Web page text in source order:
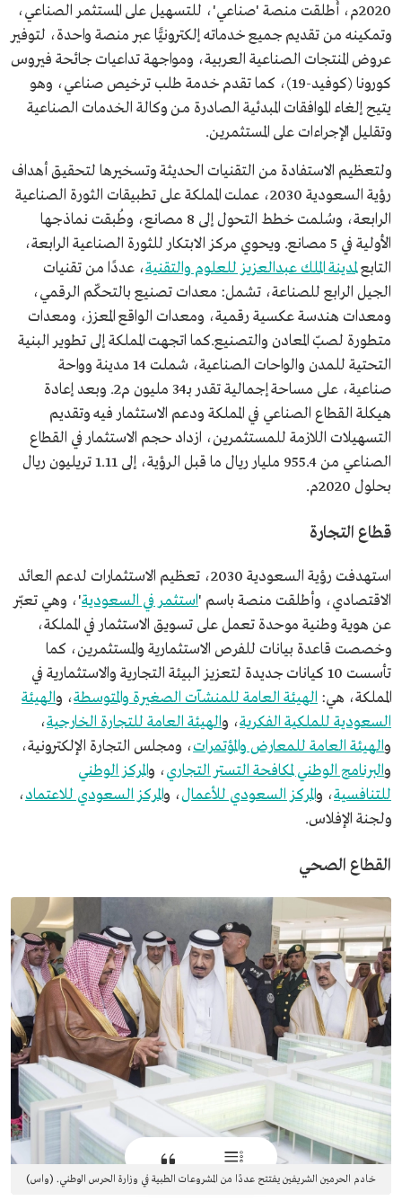
2020م، أُطلقت منصة 'صناعي'، للتسهيل على المستثمر الصناعي،
وتمكينه من تقديم جميع خدماته إلكترونيًّا عبر منصة واحدة، لتوفير
عروض المنتجات الصناعية العربية، ومواجهة تداعيات جائحة فيروس
كورونا (كوفيد-19)، كما تقدم خدمة طلب ترخيص صناعي، وهو
يتيح إلغاء الموافقات المبدئية الصادرة مـن وكالة الخدمات الصناعية
وتقليل الإجراءات على المستثمرين.
ولتعظيم الاستفادة من التقنيات الحديثة وتسخيرها لتحقيق أهداف
رؤية السعودية 2030، عملت المملكة على تطبيقات الثورة الصناعية
الرابعة، وسُلمت خطط التحول إلى 8 مصانع، وطُبقت نماذجها
الأولية في 5 مصانع. ويحوي مركز الابتكار للثورة الصناعية الرابعة،
التابعلمدينة الملك عبدالعزيز للعلوم والتقنية، عددًا من تقنيات
الجيل الرابع للصناعة، تشمل: معدات تصنيع بالتحكّم الرقمي،
ومعدات هندسة عكسية رقمية، ومعدات الواقع المعزز، ومعدات
متطورة لصبّ المعادن والتصنيع.كما اتجهت المملكة إلى تطوير البنية
التحتية للمدن والواحات الصناعية، شملت 14 مدينة وواحة
صناعية، على مساحة إجمالية تقدر بـ34 مليون م2. وبعد إعادة
هيكلة القطاع الصناعي في المملكة ودعم الاستثمار فيه وتقديم
التسهيلات اللازمة للمستثمرين، ازداد حجم الاستثمار في القطاع
الصناعي من 955.4 مليار ريال ما قبل الرؤية، إلى 1.11 تريليون ريال
بحلول 2020م.
قطاع التجارة
استهدفت رؤية السعودية 2030، تعظيم الاستثمارات لدعم العائد
الاقتصادي، وأطلقت منصة باسم 'استثمر في السعودية'، وهي تعبّر
عن هوية وطنية موحدة تعمل على تسويق الاستثمار في المملكة،
وخصصت قاعدة بيانات للفرص الاستثمارية والمستثمرين، كما
تأسست 10 كيانات جديدة لتعزيز البيئة التجارية والاستثمارية في
المملكة، هي: الهيئة العامة للمنشآت الصغيرة والمتوسطة، والهيئة
السعودية للملكية الفكرية، والهيئة العامة للتجارة الخارجية،
والهيئة العامة للمعارض والمؤتمرات، ومجلس التجارة الإلكترونية،
والبرنامج الوطني لمكافحة التستر التجاري، والمركز الوطني
للتنافسية، والمركز السعودي للأعمال، والمركز السعودي للاعتماد،
ولجنة الإفلاس.
القطاع الصحي
خادم الحرمين الشريفين يفتتح عددًا من المشروعات الطبية في وزارة الحرس الوطني. (واس)